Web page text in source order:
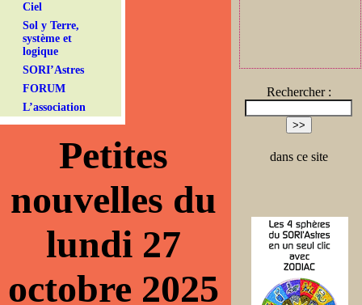
Ciel
Sol y Terre,
système et
logique
SORI’Astres
FORUM
L’association
Rechercher :
dans ce site
Petites
nouvelles du
lundi 27
octobre 2025